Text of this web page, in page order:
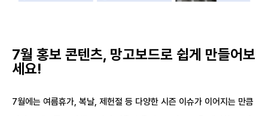
7월 홍보 콘텐츠, 망고보드로 쉽게 만들어보
세요!
7월에는 여름휴가, 복날, 제헌절 등 다양한 시즌 이슈가 이어지는 만큼